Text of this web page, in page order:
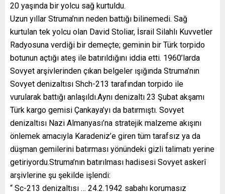
20 yaşında bir yolcu sağ kurtuldu.
Uzun yıllar Struma’nın neden battığı bilinemedi. Sağ
kurtulan tek yolcu olan David Stoliar, İsrail Silahlı Kuvvetler
Radyosuna verdiği bir demeçte; geminin bir Türk torpido
botunun açtığı ateş ile batırıldığını iddia etti. 1960’larda
Sovyet arşivlerinden çıkan belgeler ışığında Struma’nın
Sovyet denizaltısı Shch-213 tarafından torpido ile
vurularak battığı anlaşıldı.Aynı denizaltı 23 Şubat akşamı
Türk kargo gemisi Çankaya’yı da batırmıştı. Sovyet
denizaltısı Nazi Almanyası’na stratejik malzeme akışını
önlemek amacıyla Karadeniz’e giren tüm tarafsız ya da
düşman gemilerini batırması yönündeki gizli talimatı yerine
getiriyordu.Struma’nın batırılması hadisesi Sovyet askerî
arşivlerine şu şekilde işlendi:
“ Sc-213 denizaltısı … 24.2.1942 sabahı korumasız